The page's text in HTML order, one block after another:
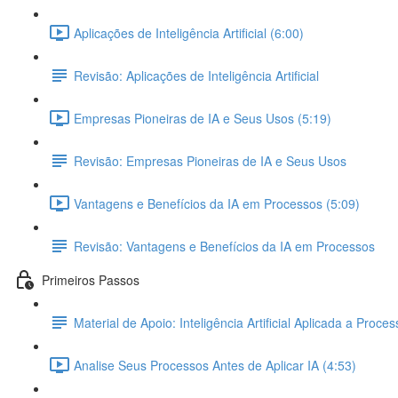
Aplicações de Inteligência Artificial (6:00)
Revisão: Aplicações de Inteligência Artificial
Empresas Pioneiras de IA e Seus Usos (5:19)
Revisão: Empresas Pioneiras de IA e Seus Usos
Vantagens e Benefícios da IA em Processos (5:09)
Revisão: Vantagens e Benefícios da IA em Processos
Primeiros Passos
Material de Apoio: Inteligência Artificial Aplicada a
Analise Seus Processos Antes de Aplicar IA (4:53)